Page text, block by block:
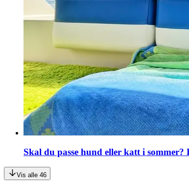
Skal du passe hund eller katt i sommer?
Vis alle 46